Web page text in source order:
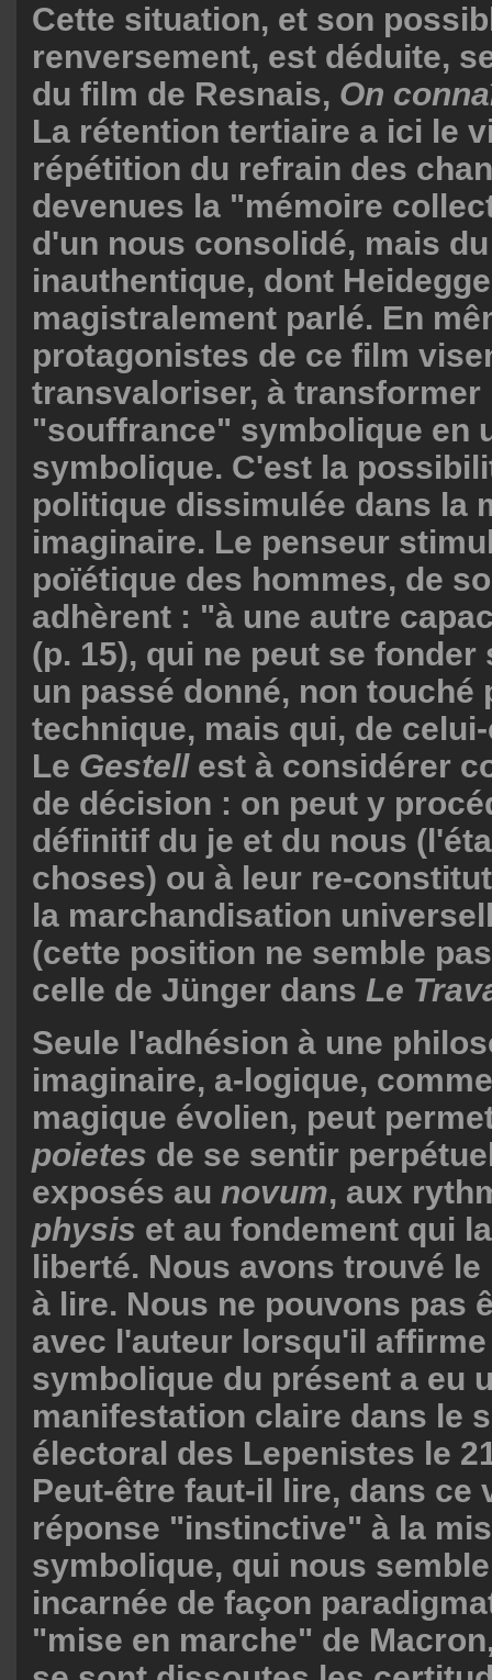
Cette situation, et son
renversement, est déduite,
du film de Resnais, On
La rétention tertiaire a ici le
répétition du refrain des
devenues la "mémoire
d'un nous consolidé, mais
inauthentique, dont
magistralement parlé. En
protagonistes de ce film
transvaloriser, à transformer
"souffrance" symbolique en
symbolique. C'est la
politique dissimulée dans la
imaginaire. Le penseur
poïétique des hommes, de
adhèrent : "à une autre
(p. 15), qui ne peut se
un passé donné, non touché
technique, mais qui, de
Le Gestell est à considérer
de décision : on peut y
définitif du je et du nous
choses) ou à leur re-
la marchandisation
(cette position ne semble
celle de Jünger dans Le
Seule l'adhésion à une
imaginaire, a-logique,
magique évolien, peut
poietes de se sentir
exposés au novum, aux
physis et au fondement qui
liberté. Nous avons trouvé
à lire. Nous ne pouvons pas
avec l'auteur lorsqu'il
symbolique du présent a eu
manifestation claire dans le
électoral des Lepenistes le
Peut-être faut-il lire, dans ce
réponse "instinctive" à la
symbolique, qui nous
incarnée de façon
"mise en marche" de